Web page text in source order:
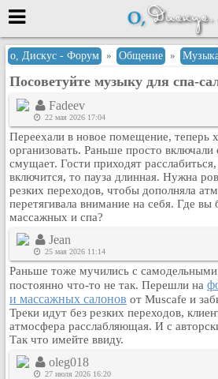
Меню
или войти через
Вход с 7ooo.ru
Регистрация
Забыли пароль?
Данные авторизации одинаковые с
сайтом 7ooo.ru
Форумы
Главная
Поиск
Новые сообщения
Беседы
Игры
Кулинария
о, Дискус - Форум » Общение »
Посоветуйте музыку для спа-
Fadeev
22 мая 2026 17:04
Переехали в новое помещение, теперь
организовать. Раньше просто
смущает. Гости приходят
включится, то пауза длинная. Нужна
резких переходов, чтобы дополняла
перетягивала внимание на себя. Где вы
массажных и спа?
Jean
25 мая 2026 11:14
Раньше тоже мучились с самодельными
постоянно что-то не так. Перешли на
и массажных салонов от Muscafe и
Треки идут без резких переходов,
атмосфера расслабляющая. И с
Так что имейте ввиду.
oleg018
27 июля 2026 16:20